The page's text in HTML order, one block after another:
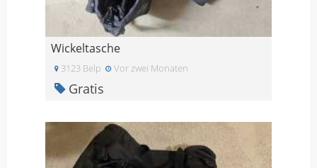
Wickeltasche
3123 Belp Vor zwei Monaten
Gratis